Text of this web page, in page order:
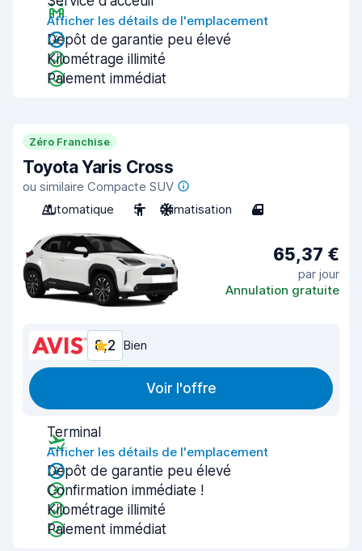
Afficher les détails de l'emplacement
Dépôt de garantie peu élevé
Kilométrage illimité
Paiement immédiat
Zéro Franchise
Toyota Yaris Cross
ou similaire Compacte SUV
Automatique
5 Climatisation 4
65,37 €
par jour
Annulation gratuite
8,2 Bien
Voir l'offre
Terminal
Afficher les détails de l'emplacement
Dépôt de garantie peu élevé
Confirmation immédiate !
Kilométrage illimité
Paiement immédiat